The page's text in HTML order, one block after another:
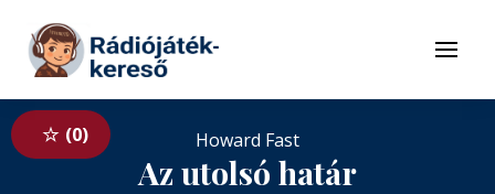
Tovább a tartalomhoz
Menü
0 Howard Fast
Az utolsó határ